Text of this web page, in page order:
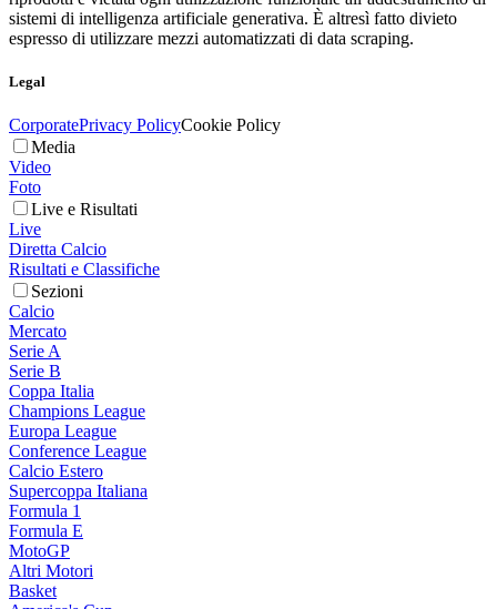
sistemi di intelligenza artificiale generativa. È altresì fatto divieto
espresso di utilizzare mezzi automatizzati di data scraping.
Legal
CorporatePrivacy PolicyCookie Policy
Media
Video
Foto
Live e Risultati
Live
Diretta Calcio
Risultati e Classifiche
Sezioni
Calcio
Mercato
Serie A
Serie B
Coppa Italia
Champions League
Europa League
Conference League
Calcio Estero
Supercoppa Italiana
Formula 1
Formula E
MotoGP
Altri Motori
Basket